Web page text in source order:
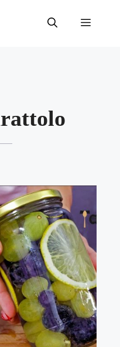
Menu